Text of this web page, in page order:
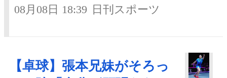
08月08日 18:39 日刊スポーツ
【卓球】張本兄妹がそろっ